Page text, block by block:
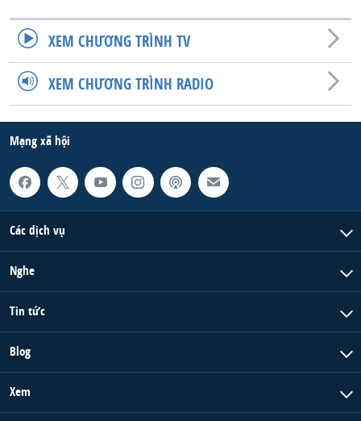
XEM CHƯƠNG TRÌNH TV
XEM CHƯƠNG TRÌNH RADIO
Mạng xã hội
Các dịch vụ
Nghe
Tin tức
Blog
Xem